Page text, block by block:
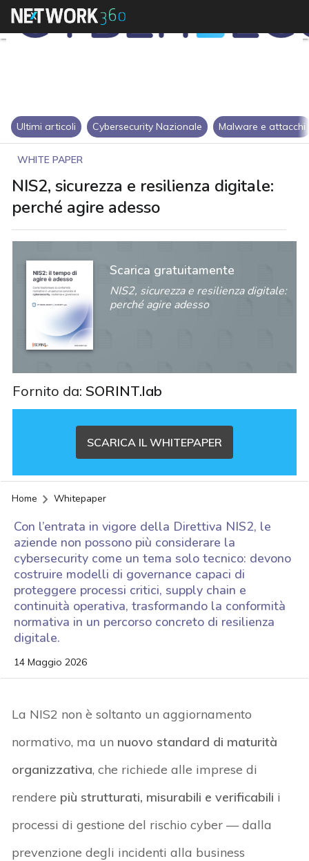
Ultimi articoli Cybersecurity Nazionale Malware e attacchi
WHITE PAPER
NIS2, sicurezza e resilienza digitale:
perché agire adesso
Scarica gratuitamente
NIS2, sicurezza e resilienza digitale:
perché agire adesso
Fornito da: SORINT.lab
SCARICA IL WHITEPAPER
Home Whitepaper
Con l’entrata in vigore della Direttiva NIS2, le
aziende non possono più considerare la
cybersecurity come un tema solo tecnico: devono
costruire modelli di governance capaci di
proteggere processi critici, supply chain e
continuità operativa, trasformando la conformità
normativa in un percorso concreto di resilienza
digitale.
14 Maggio 2026
La NIS2 non è soltanto un aggiornamento
normativo, ma un nuovo standard di maturità
organizzativa, che richiede alle imprese di
rendere più strutturati, misurabili e verificabili i
processi di gestione del rischio cyber — dalla
prevenzione degli incidenti alla business